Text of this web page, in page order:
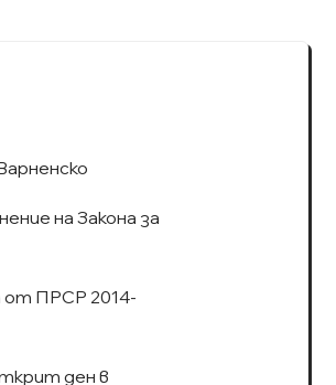
на Закона за
от ПРСР 2014-
ден в